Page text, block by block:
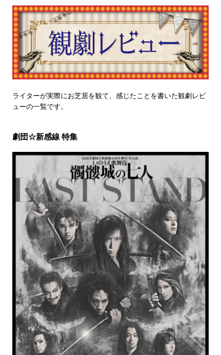
ライターが実際にお芝居を観て、感じたことを書いた観劇レビ
ューの一覧です。
劇団☆新感線 特集